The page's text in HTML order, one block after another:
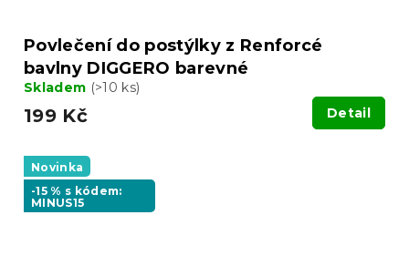
Povlečení do postýlky z Renforcé
bavlny DIGGERO barevné
Skladem (>10 ks)
199 Kč Detail
Novinka
-15 % s kódem:
MINUS15